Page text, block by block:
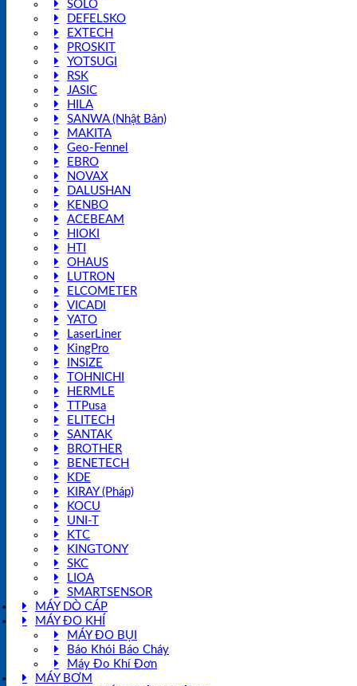
SOLO
DEFELSKO
EXTECH
PROSKIT
YOTSUGI
RSK
JASIC
HILA
SANWA (Nhật Bản)
MAKITA
Geo-Fennel
EBRO
NOVAX
DALUSHAN
KENBO
ACEBEAM
HIOKI
HTI
OHAUS
LUTRON
ELCOMETER
VICADI
YATO
LaserLiner
KingPro
INSIZE
TOHNICHI
HERMLE
TTPusa
ELITECH
SANTAK
BROTHER
BENETECH
KDE
KIRAY (Pháp)
KOCU
UNI-T
KTC
KINGTONY
SKC
LIOA
SMARTSENSOR
MÁY DÒ CÁP
MÁY ĐO KHÍ
MÁY ĐO BỤI
Báo Khói Báo Cháy
Máy Đo Khí Đơn
MÁY BƠM